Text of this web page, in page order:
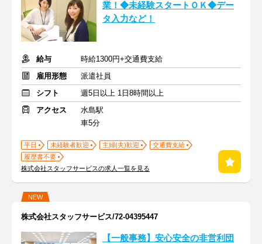
業！◆未経験スタートＯＫ◆デー
タ入力など！
給与
時給1300円+交通費支給
雇用形態
派遣社員
シフト
週5日以上 1日8時間以上
アクセス
水島駅
車5分
平日 未経験者歓迎 主婦(夫)歓迎
交通費支給
履歴書不要
株式会社スタッフサービスの求人一覧を見る
NEW
株式会社スタッフサービス/72-04395447
【一般事務】安心安全の非営利団